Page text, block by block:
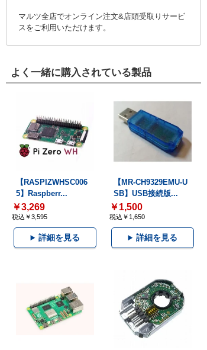
マルツ全店でオンライン注文&店頭受取りサービ
スをご利用いただけます。
よく一緒に購入されている製品
【RASPIZWHSC006
5】Raspberr...
￥3,269
税込￥3,595
詳細を見る
【MR-CH9329EMU-U
SB】USB接続版...
￥1,500
税込￥1,650
詳細を見る